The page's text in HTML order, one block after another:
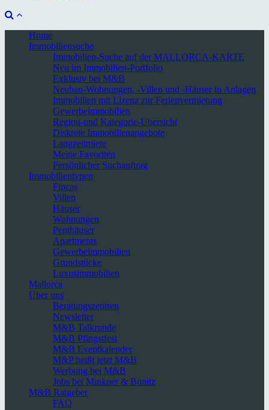
Home
Immobiliensuche
Immobilien-Suche auf der MALLORCA-KARTE
Neu im Immobilien-Portfolio
Exklusiv bei M&B
Neubau-Wohnungen, -Villen und -Häuser in Anlagen
Immobilien mit Lizenz zur Ferienvermietung
Gewerbeimmobilien
Region-und Kategorie-Übersicht
Diskrete Immobilienangebote
Langzeitmiete
Meine Favoriten
Persönlicher Suchauftrag
Immobilientypen
Fincas
Villen
Häuser
Wohnungen
Penthäuser
Apartments
Gewerbeimmobilien
Grundstücke
Luxusimmobilien
Mallorca
Über uns
Beratungszentren
Newsletter
M&B Talkrunde
M&B Pfingstfest
M&B Eventkalender
M&P heißt jetzt M&B
Werbung bei M&B
Jobs bei Minkner & Bonitz
M&B Ratgeber
FAQ